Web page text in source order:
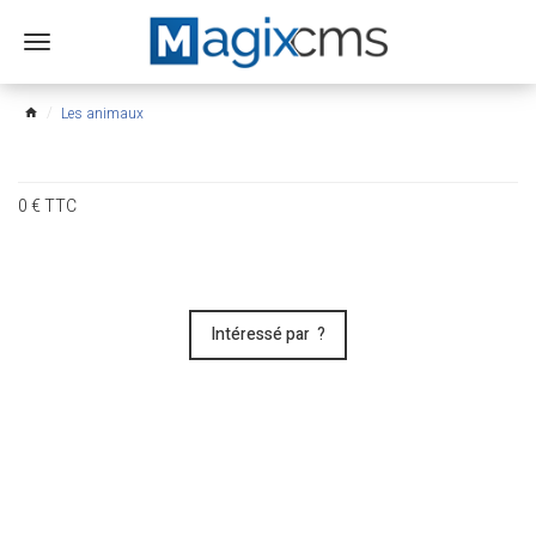
Ouvrir
menu
home Les animaux
0€TTC
Intéressé par ?